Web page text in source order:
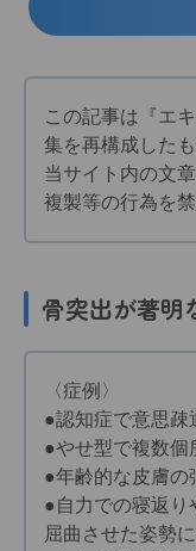
この記事は『エ
集を再構成したも
当サイト内の文
複製等の行為を禁
骨突出が著明
〈症例〉
●認知症で意思疎
●やせ型で複数個
●年齢的な皮膚の
●自力での寝返り
屈曲させた姿勢